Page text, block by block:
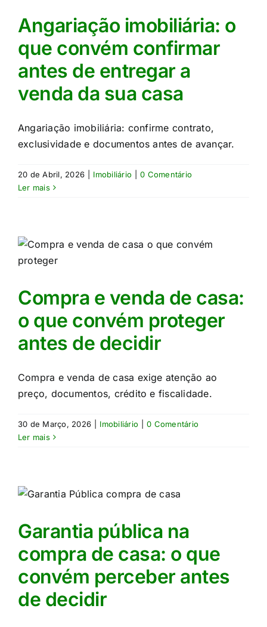
Angariação imobiliária: o
que convém confirmar
antes de entregar a
venda da sua casa
Angariação imobiliária: confirme contrato,
exclusividade e documentos antes de avançar.
20 de Abril, 2026 Imobiliário
0 Comentário
Ler mais
Compra e venda de casa:
o que convém proteger
antes de decidir
Compra e venda de casa exige atenção ao
preço, documentos, crédito e fiscalidade.
30 de Março, 2026 Imobiliário
0 Comentário
Ler mais
Garantia pública na
compra de casa: o que
convém perceber antes
de decidir